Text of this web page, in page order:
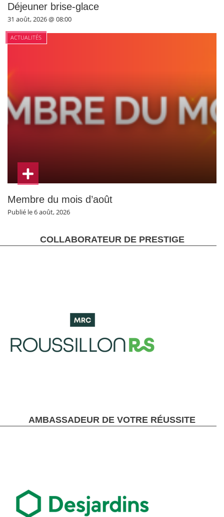
Déjeuner brise-glace
31 août, 2026 @ 08:00
ACTUALITÉS
Membre du mois d’août
Publié le 6 août, 2026
COLLABORATEUR DE PRESTIGE
AMBASSADEUR DE VOTRE RÉUSSITE